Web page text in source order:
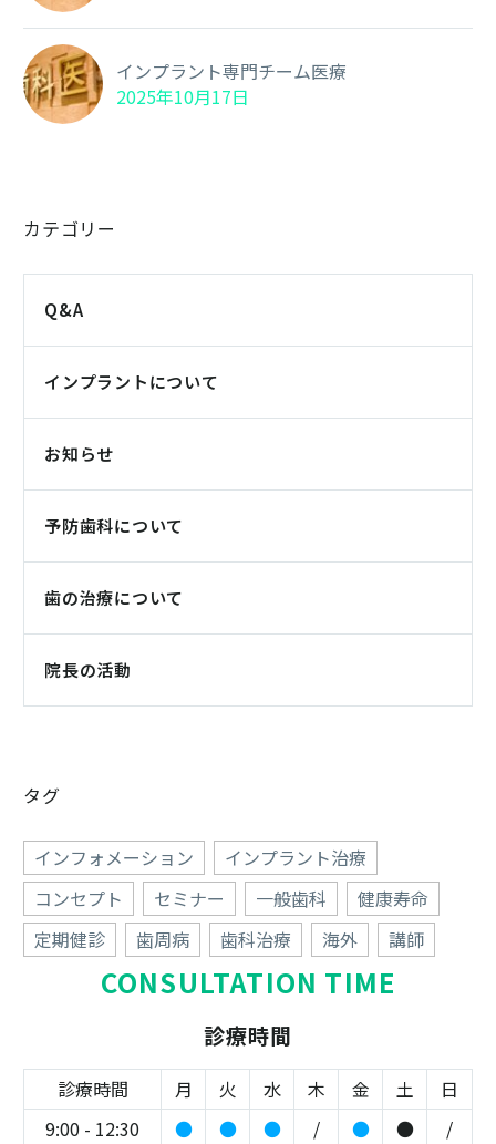
インプラント専門チーム医療
2025年10月17日
カテゴリー
Q&A
インプラントについて
お知らせ
予防歯科について
歯の治療について
院長の活動
タグ
インフォメーション
インプラント治療
コンセプト
セミナー 一般歯科
健康寿命
定期健診
歯周病 歯科治療 海外 講師
CONSULTATION TIME
診療時間
診療時間 月 火 水 木 金 土
日
9:00 - 12:30
● ● ● / ● ●
/